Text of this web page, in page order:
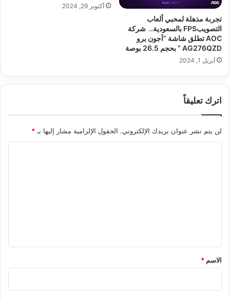
تجربة مذهلة لمحبي ألعاب
التصويبFPS بالسعودية.. شركة
AOC تطلق شاشة “اَجون برو
AG276QZD ” بحجم 26.5 بوصة
أبريل 1, 2024
أكتوبر 29, 2024
اترك تعليقاً
لن يتم نشر عنوان بريدك الإلكتروني. الحقول الإلزامية مشار إليها بـ*
*
الاسم *